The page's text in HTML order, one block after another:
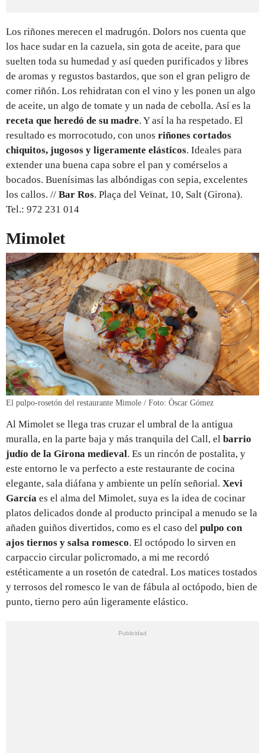
Los riñones merecen el madrugón. Dolors nos cuenta que
los hace sudar en la cazuela, sin gota de aceite, para que
suelten toda su humedad y así queden purificados y libres
de aromas y regustos bastardos, que son el gran peligro de
comer riñón. Los rehidratan con el vino y les ponen un algo
de aceite, un algo de tomate y un nada de cebolla. Así es la
receta que heredó de su madre. Y así la ha respetado. El
resultado es morrocotudo, con unos riñones cortados
chiquitos, jugosos y ligeramente elásticos. Ideales para
extender una buena capa sobre el pan y comérselos a
bocados. Buenísimas las albóndigas con sepia, excelentes
los callos. // Bar Ros. Plaça del Veïnat, 10, Salt (Girona).
Tel.: 972 231 014
Mimolet
El pulpo-rosetón del restaurante Mimole / Foto: Òscar Gómez
Al Mimolet se llega tras cruzar el umbral de la antigua
muralla, en la parte baja y más tranquila del Call, el barrio
judío de la Girona medieval. Es un rincón de postalita, y
este entorno le va perfecto a este restaurante de cocina
elegante, sala diáfana y ambiente un pelín señorial. Xevi
García es el alma del Mimolet, suya es la idea de cocinar
platos delicados donde al producto principal a menudo se la
añaden guiños divertidos, como es el caso del pulpo con
ajos tiernos y salsa romesco. El octópodo lo sirven en
carpaccio circular policromado, a mi me recordó
estéticamente a un rosetón de catedral. Los matices tostados
y terrosos del romesco le van de fábula al octópodo, bien de
punto, tierno pero aún ligeramente elástico.